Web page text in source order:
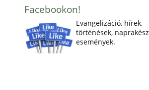
Facebookon!
Evangelizáció, hírek,
történések, naprakész
események.